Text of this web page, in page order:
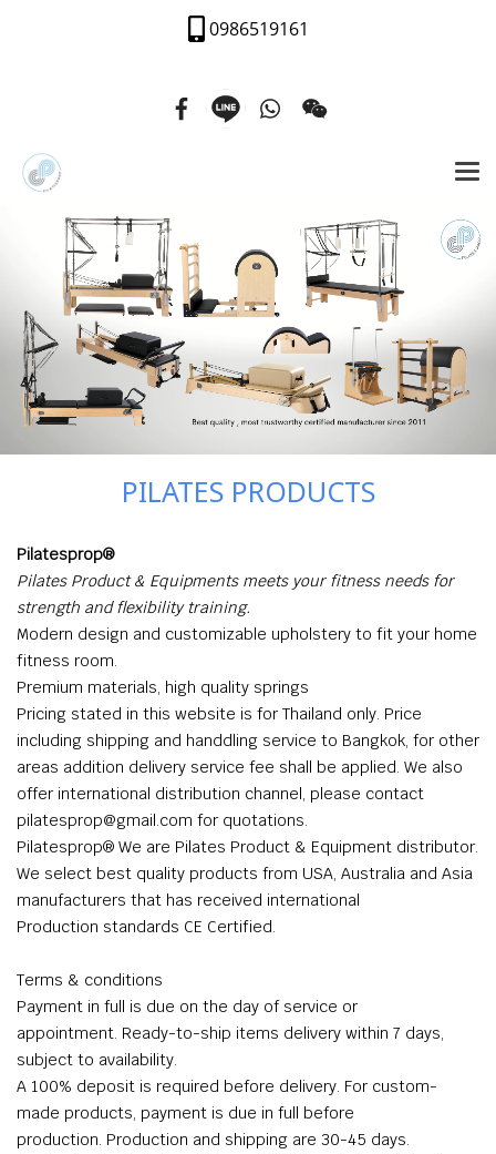
0986519161
PILATES PRODUCTS
Pilatesprop®️
Pilates Product & Equipments meets your fitness needs for
strength and flexibility training.
Modern design and customizable upholstery to fit your home
fitness room.
Premium materials, high quality springs
Pricing stated in this website is for Thailand only. Price
including shipping and handdling service to Bangkok, for other
areas addition delivery service fee shall be applied. We also
offer international distribution channel, please contact
pilatesprop@gmail.com for quotations.
Pilatesprop® We are Pilates Product & Equipment distributor.
We select best quality products from USA, Australia and Asia
manufacturers that has received international
Production standards CE Certified.
Terms & conditions
Payment in full is due on the day of service or
appointment. Ready-to-ship items delivery within 7 days,
subject to availability.
A 100% deposit is required before delivery. For custom-
made products, payment is due in full before
production. Production and shipping are 30-45 days.